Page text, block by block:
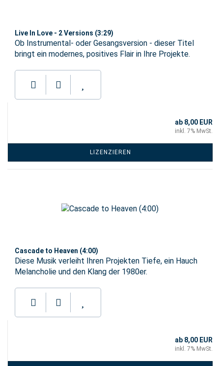
Live In Love - 2 Versions (3:29)
Ob Instrumental- oder Gesangsversion - dieser Titel
bringt ein modernes, positives Flair in Ihre Projekte.
ab 8,00 EUR
inkl. 7% MwSt.
LIZENZIEREN
Cascade to Heaven (4:00)
Diese Musik verleiht Ihren Projekten Tiefe, ein Hauch
Melancholie und den Klang der 1980er.
ab 8,00 EUR
inkl. 7% MwSt.